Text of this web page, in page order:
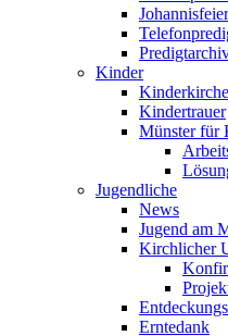
Johannisfeier
Kinder
Kinderkirche
Kindertrauer
Münster für
Jugendliche
News
Jugend am
Kirchlicher
Erntedank